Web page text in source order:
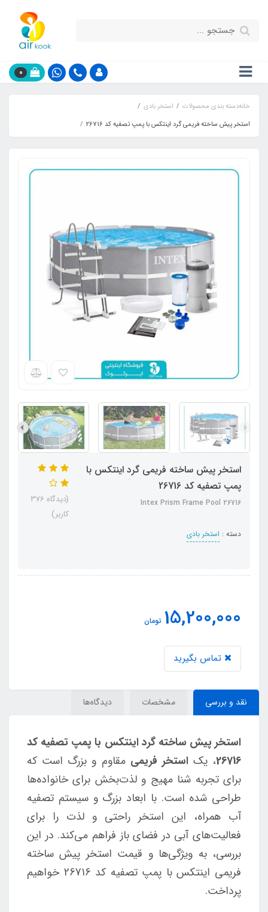
0
خانهدسته بندی محصولات
استخر بادی
استخر پیش ساخته فریمی گرد اینتکس با پمپ تصفیه کد 26716
استخر پیش ساخته فریمی گرد اینتکس با
پمپ تصفیه کد 26716
Intex Prism Frame Pool 26716
دسته : استخر بادی
(دیدگاه 376
کاربر)
15,200,000 تومان
تماس بگیرید
نقد و بررسی مشخصات دیدگاه‌ها
استخر پیش ساخته گرد اینتکس با پمپ تصفیه کد
26716، یک استخر فریمی مقاوم و بزرگ است که
برای تجربه شنا مهیج و لذت‌بخش برای خانواده‌ها
طراحی شده است. با ابعاد بزرگ و سیستم تصفیه
آب همراه، این استخر راحتی و لذت را برای
فعالیت‌های آبی در فضای باز فراهم می‌کند. در این
بررسی، به ویژگی‌ها و قیمت استخر پیش ساخته
فریمی اینتکس با پمپ تصفیه کد 26716 خواهیم
پرداخت.